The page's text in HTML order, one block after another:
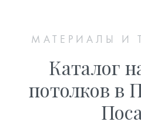
МАТЕРИАЛЫ И
Каталог
потолков в